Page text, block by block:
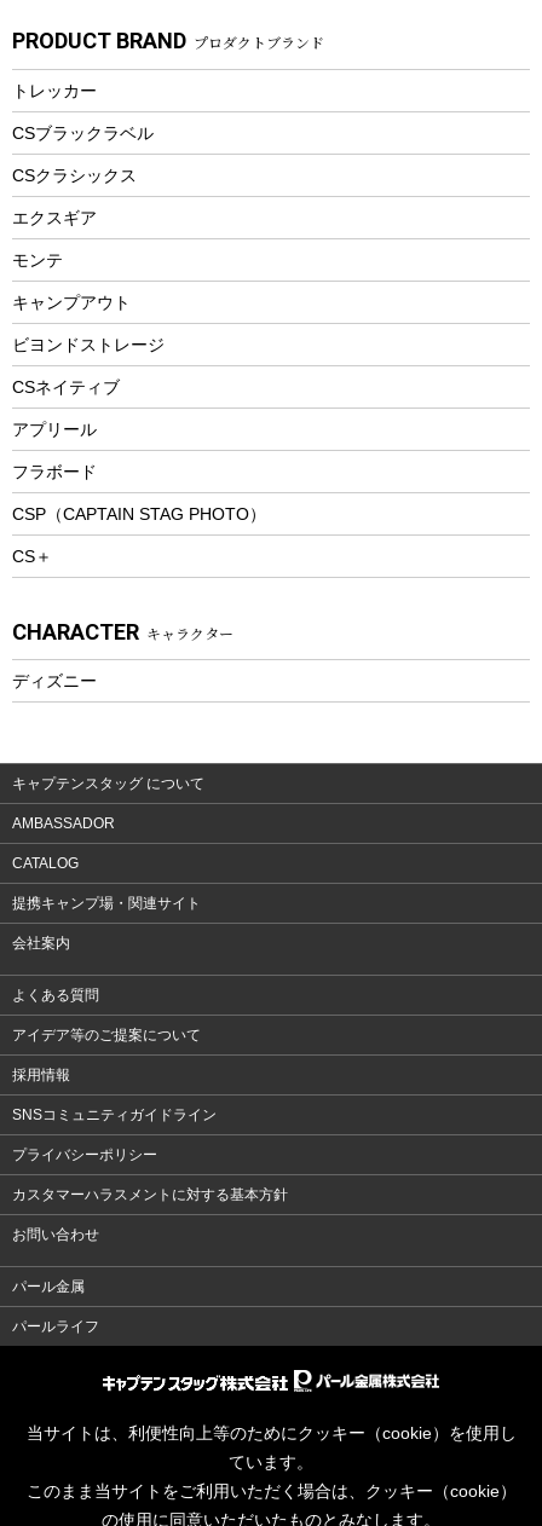
マグカップ、カップ
ステンレスボトル
フードボトル
トレー
ランチョンマット
ランチボックス
スプレー関係
ツール、他
ヘルメット
エアーポンプ
アクセサリー
自転車ウェア
パラソル
フローティングベスト
ヘルメット
エアーポンプ
ビーチテント
ウィンター
スノーシュー
防寒ウェア
トレッキング
トレッキングアクセサリー
プレイグッズ
ウェルネス
ウェア、タオル
ウェア
湯たんぽ
防災用品
PRODUCT BRAND プロダクトブランド
トレッカー
CSブラックラベル
CSクラシックス
エクスギア
モンテ
キャンプアウト
ビヨンドストレージ
CSネイティブ
アプリール
フラボード
CSP（CAPTAIN STAG PHOTO）
CS＋
CHARACTER キャラクター
ディズニー
キャプテンスタッグ について
AMBASSADOR
CATALOG
提携キャンプ場・関連サイト
会社案内
よくある質問
アイデア等のご提案について
採用情報
SNSコミュニティガイドライン
プライバシーポリシー
カスタマーハラスメントに対する基本方針
お問い合わせ
パール金属
パールライフ
当サイトは、利便性向上等のためにクッキー（cookie）を使用し
ています。
このまま当サイトをご利用いただく場合は、クッキー（cookie）
の使用に同意いただいたものとみなします。